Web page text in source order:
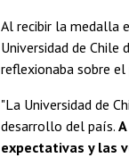
Al recibir la medalla
Universidad de Chile
reflexionaba sobre
"La Universidad de
desarrollo del país.
expectativas y las